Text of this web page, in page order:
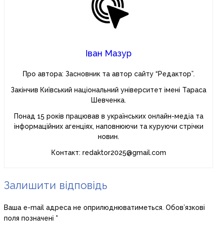
Іван Мазур
Про автора: Засновник та автор сайту “Редактор”.
Закінчив Київський національний університет імені Тараса
Шевченка.
Понад 15 років працював в українських онлайн-медіа та
інформаційних агенціях, наповнюючи та куруючи стрічки
новин.
Контакт: redaktor2025@gmail.com
Залишити відповідь
Ваша e-mail адреса не оприлюднюватиметься. Обов’язкові
поля позначені *